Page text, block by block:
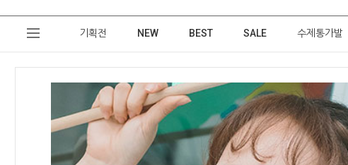
기획전 NEW BEST SALE 수제통가발